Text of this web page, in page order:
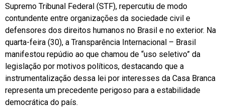
Supremo Tribunal Federal (STF), repercutiu de modo
contundente entre organizações da sociedade civil e
defensores dos direitos humanos no Brasil e no exterior. Na
quarta-feira (30), a Transparência Internacional – Brasil
manifestou repúdio ao que chamou de “uso seletivo” da
legislação por motivos políticos, destacando que a
instrumentalização dessa lei por interesses da Casa Branca
representa um precedente perigoso para a estabilidade
democrática do país.